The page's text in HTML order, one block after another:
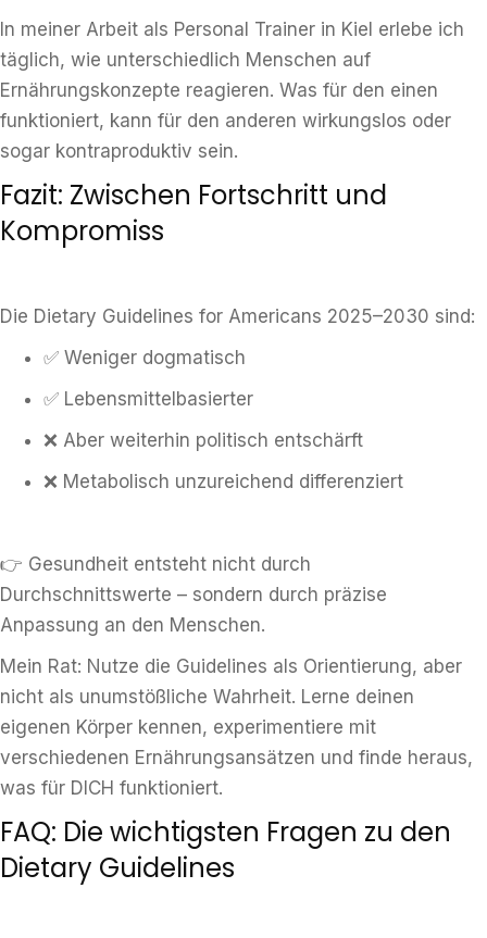
In meiner Arbeit als Personal Trainer in Kiel erlebe ich
täglich, wie unterschiedlich Menschen auf
Ernährungskonzepte reagieren. Was für den einen
funktioniert, kann für den anderen wirkungslos oder
sogar kontraproduktiv sein.
Fazit: Zwischen Fortschritt und
Kompromiss
Die Dietary Guidelines for Americans 2025–2030 sind:
✅ Weniger dogmatisch
✅ Lebensmittelbasierter
❌ Aber weiterhin politisch entschärft
❌ Metabolisch unzureichend differenziert
👉 Gesundheit entsteht nicht durch
Durchschnittswerte – sondern durch präzise
Anpassung an den Menschen.
Mein Rat: Nutze die Guidelines als Orientierung, aber
nicht als unumstößliche Wahrheit. Lerne deinen
eigenen Körper kennen, experimentiere mit
verschiedenen Ernährungsansätzen und finde heraus,
was für DICH funktioniert.
FAQ: Die wichtigsten Fragen zu den
Dietary Guidelines